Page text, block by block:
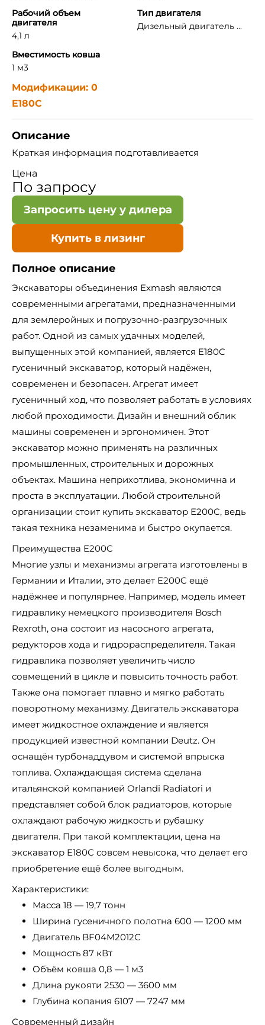
Рабочий объем
двигателя
4,1 л
Тип двигателя
Дизельный двигатель ...
Вместимость ковша
1 м3
Модификации: 0
E180C
Описание
Краткая информация подготавливается
Цена
По запросу
Запросить цену у дилера
Купить в лизинг
Полное описание
Экскаваторы объединения Exmash являются
современными агрегатами, предназначенными
для землеройных и погрузочно-разгрузочных
работ. Одной из самых удачных моделей,
выпущенных этой компанией, является E180C
гусеничный экскаватор, который надёжен,
современен и безопасен. Агрегат имеет
гусеничный ход, что позволяет работать в условиях
любой проходимости. Дизайн и внешний облик
машины современен и эргономичен. Этот
экскаватор можно применять на различных
промышленных, строительных и дорожных
объектах. Машина неприхотлива, экономична и
проста в эксплуатации. Любой строительной
организации стоит купить экскаватор E200C, ведь
такая техника незаменима и быстро окупается.
Преимущества E200C
Многие узлы и механизмы агрегата изготовлены в
Германии и Италии, это делает E200C ещё
надёжнее и популярнее. Например, модель имеет
гидравлику немецкого производителя Bosch
Rexroth, она состоит из насосного агрегата,
редукторов хода и гидрораспределителя. Такая
гидравлика позволяет увеличить число
совмещений в цикле и повысить точность работ.
Также она помогает плавно и мягко работать
поворотному механизму. Двигатель экскаватора
имеет жидкостное охлаждение и является
продукцией известной компании Deutz. Он
оснащён турбонаддувом и системой впрыска
топлива. Охлаждающая система сделана
итальянской компанией Orlandi Radiatori и
представляет собой блок радиаторов, которые
охлаждают рабочую жидкость и рубашку
двигателя. При такой комплектации, цена на
экскаватор E180C совсем невысока, что делает его
приобретение ещё более выгодным.
Характеристики:
Масса 18 — 19,7 тонн
Ширина гусеничного полотна 600 — 1200 мм
Двигатель BF04M2012С
Мощность 87 кВт
Объём ковша 0,8 — 1 м3
Длина рукояти 2530 — 3600 мм
Глубина копания 6107 — 7247 мм
Современный дизайн